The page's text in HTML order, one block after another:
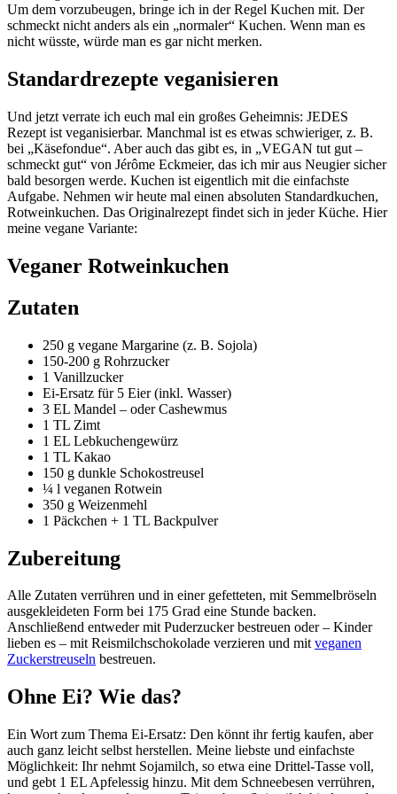
Um dem vorzubeugen, bringe ich in der Regel Kuchen mit. Der
schmeckt nicht anders als ein „normaler“ Kuchen. Wenn man es
nicht wüsste, würde man es gar nicht merken.
Standardrezepte veganisieren
Und jetzt verrate ich euch mal ein großes Geheimnis: JEDES
Rezept ist veganisierbar. Manchmal ist es etwas schwieriger, z. B.
bei „Käsefondue“. Aber auch das gibt es, in „VEGAN tut gut –
schmeckt gut“ von Jérôme Eckmeier, das ich mir aus Neugier sicher
bald besorgen werde. Kuchen ist eigentlich mit die einfachste
Aufgabe. Nehmen wir heute mal einen absoluten Standardkuchen,
Rotweinkuchen. Das Originalrezept findet sich in jeder Küche. Hier
meine vegane Variante:
Veganer Rotweinkuchen
Zutaten
250 g vegane Margarine (z. B. Sojola)
150-200 g Rohrzucker
1 Vanillzucker
Ei-Ersatz für 5 Eier (inkl. Wasser)
3 EL Mandel – oder Cashewmus
1 TL Zimt
1 EL Lebkuchengewürz
1 TL Kakao
150 g dunkle Schokostreusel
¼ l veganen Rotwein
350 g Weizenmehl
1 Päckchen + 1 TL Backpulver
Zubereitung
Alle Zutaten verrühren und in einer gefetteten, mit Semmelbröseln
ausgekleideten Form bei 175 Grad eine Stunde backen.
Anschließend entweder mit Puderzucker bestreuen oder – Kinder
lieben es – mit Reismilchschokolade verzieren und mitveganen
Zuckerstreuseln bestreuen.
Ohne Ei? Wie das?
Ein Wort zum Thema Ei-Ersatz: Den könnt ihr fertig kaufen, aber
auch ganz leicht selbst herstellen. Meine liebste und einfachste
Möglichkeit: Ihr nehmt Sojamilch, so etwa eine Drittel-Tasse voll,
und gebt 1 EL Apfelessig hinzu. Mit dem Schneebesen verrühren,